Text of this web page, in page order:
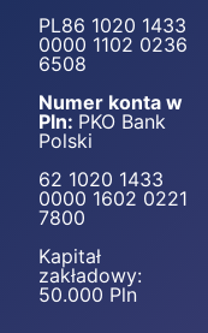
PL86 1020 1433
0000 1102 0236
6508
Numer konta w
Pln: PKO Bank
Polski
62 1020 1433
0000 1602 0221
7800
Kapitał
zakładowy:
50.000 Pln